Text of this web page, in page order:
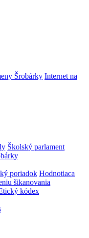
Šrobárky Internet na
Školský parlament
poriadok Hodnotiaca
šikanovania
kódex